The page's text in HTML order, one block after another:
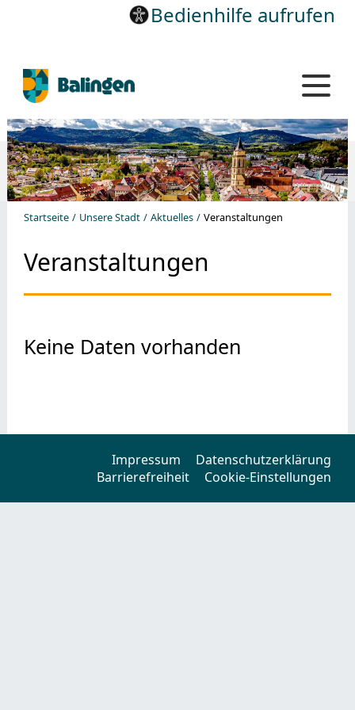
Bedienhilfe aufrufen
Startseite Unsere Stadt Aktuelles Veranstaltungen
Veranstaltungen
Keine Daten vorhanden
Impressum
Datenschutzerklärung
Barrierefreiheit
Cookie-Einstellungen